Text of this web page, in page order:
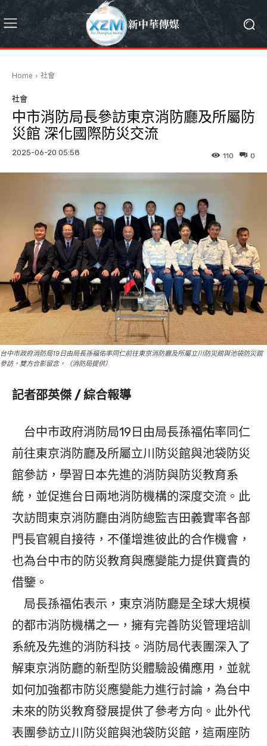
Home 社會
社會
中市消防局長參訪東京消防廳及所屬防
災館 深化國際防災交流
2025-06-20 05:58 0
110
台中市政府消防局19日由局長孫福佑率同仁前往東京消防廳及所屬立川防災館與池袋防災館
參訪，雙方合影留念。（消防局提供）
記者邵英傑 / 綜合報導
台中市政府消防局19日由局長孫福佑率同仁
前往東京消防廳及所屬立川防災館與池袋防災
館參訪，學習日本先進的消防與防災教育系
統，並促進台日兩地消防機構的深度交流。此
次訪問東京消防廳由消防總監吉田義實率各部
門長官親自接待，不僅增進彼此的合作機會，
也為台中市的防災教育與應變能力提供寶貴的
借鑒。
局長孫福佑表示，東京消防廳是全球大規模
的都市消防機構之一，擁有完善防災管理培訓
系統及先進的消防科技。消防局代表團深入了
解東京消防廳的新型防災體驗設備應用，並就
如何加強都市防災應變能力進行討論，為台中
未來的防災教育發展提供了參考方向。此外代
表團參訪立川防災館與池袋防災館，這兩座防